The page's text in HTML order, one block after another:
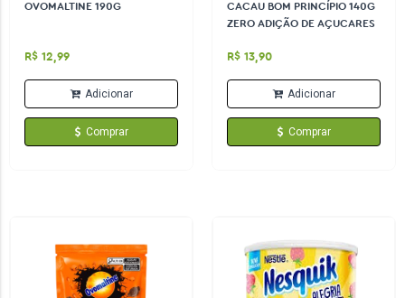
OVOMALTINE 190G
R$ 12,99
Adicionar
Comprar
CACAU BOM PRINCÍPIO 140G
ZERO ADIÇÃO DE AÇUCARES
R$ 13,90
Adicionar
Comprar